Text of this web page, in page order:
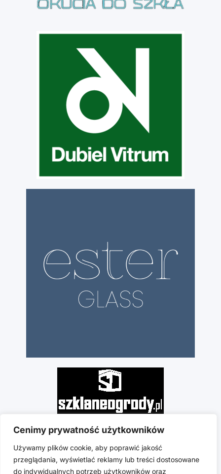
Cenimy prywatność użytkowników
Używamy plików cookie, aby poprawić jakość
przeglądania, wyświetlać reklamy lub treści dostosowane
do indywidualnych potrzeb użytkowników oraz